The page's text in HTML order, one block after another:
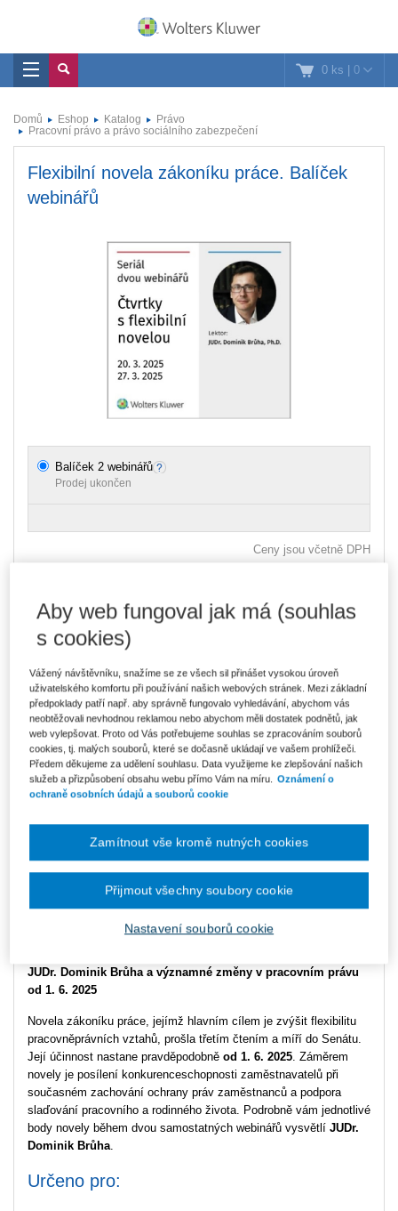
0 ks | 0
Domů Eshop Katalog
Právo
Pracovní právo a právo sociálního zabezpečení
Flexibilní novela zákoníku práce. Balíček
webinářů
Balíček 2 webinářů
Prodej ukončen
Ceny jsou včetně DPH
Flexibilní novela zákoníku práce. 1. část
Vyprodáno
Flexibilní novela zákoníku práce. 2. část
Vyprodáno
Přednášející JUDr. Dominik Brůha, Ph.D.
Cílová skupina
Právníci, Mzdové účetní, HR
pracovníci
Typ akce Konference
31.03.2025
ONLINE - Microsoft Teams
JUDr. Dominik Brůha a významné změny v pracovním právu
od 1. 6. 2025
Novela zákoníku práce, jejímž hlavním cílem je zvýšit flexibilitu
pracovněprávních vztahů, prošla třetím čtením a míří do Senátu.
Její účinnost nastane pravděpodobně od 1. 6. 2025. Záměrem
novely je posílení konkurenceschopnosti zaměstnavatelů při
současném zachování ochrany práv zaměstnanců a podpora
slaďování pracovního a rodinného života. Podrobně vám jednotlivé
body novely během dvou samostatných webinářů vysvětlí JUDr.
Dominik Brůha.
Určeno pro:
Aby web fungoval jak má (souhlas
s cookies)
Vážený návštěvníku, snažíme se ze všech sil přinášet vysokou úroveň
uživatelského komfortu při používání našich webových stránek. Mezi základní
předpoklady patří např. aby správně fungovalo vyhledávání, abychom vás
neobtěžovali nevhodnou reklamou nebo abychom měli dostatek podnětů, jak
web vylepšovat. Proto od Vás potřebujeme souhlas se zpracováním souborů
cookies, tj. malých souborů, které se dočasně ukládají ve vašem prohlížeči.
Předem děkujeme za udělení souhlasu. Data využijeme ke zlepšování našich
služeb a přizpůsobení obsahu webu přímo Vám na míru.
Oznámení o
ochraně osobních údajů a souborů cookie
Nastavení souborů cookie
Zamítnout vše kromě nutných cookies
Přijmout všechny soubory cookie